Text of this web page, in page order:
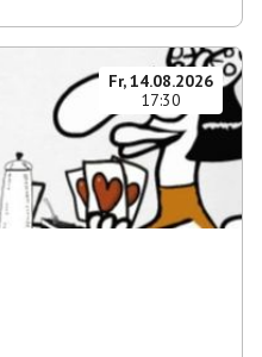
Fr, 14.08.2026
17:30